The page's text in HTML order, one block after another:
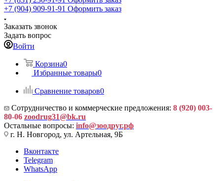
+7 (904) 909-91-91 Оформить заказ
Заказать звонок
Задать вопрос
Войти
Корзина0
Избранные товары0
Сравнение товаров0
Сотрудничество и коммерческие предложения: 8 (920) 003-
80-06 zoodrug31@bk.ru
Остальные вопросы: info@зоодруг.рф
г. Н. Новгород, ул. Артельная, 9Б
Вконтакте
Telegram
WhatsApp